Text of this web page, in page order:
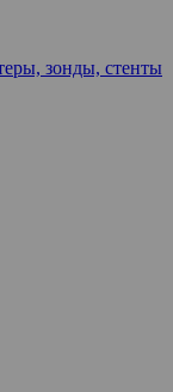
зонды, стенты